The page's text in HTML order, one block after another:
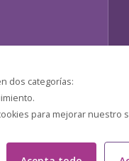
dos categorías:
para mejorar nuestro